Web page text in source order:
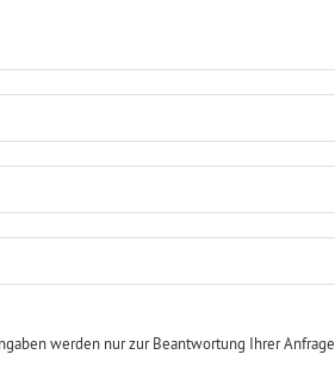
werden nur zur Beantwortung Ihrer Anfrage